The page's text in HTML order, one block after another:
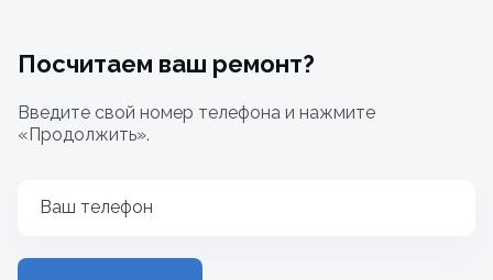
Посчитаем ваш ремонт?
Введите свой номер телефона и нажмите
«Продолжить».
Ваш телефон